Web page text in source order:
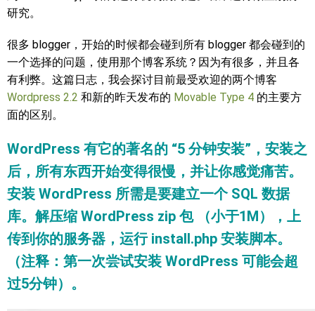
研究。
很多 blogger，开始的时候都会碰到所有 blogger 都会碰到的
一个选择的问题，使用那个博客系统？因为有很多，并且各
有利弊。这篇日志，我会探讨目前最受欢迎的两个博客
Wordpress 2.2 和新的昨天发布的 Movable Type 4 的主要方
面的区别。
WordPress 有它的著名的 “5 分钟安装”，安装之
后，所有东西开始变得很慢，并让你感觉痛苦。
安装 WordPress 所需是要建立一个 SQL 数据
库。解压缩 WordPress zip 包 （小于1M），上
传到你的服务器，运行 install.php 安装脚本。
（注释：第一次尝试安装 WordPress 可能会超
过5分钟）。